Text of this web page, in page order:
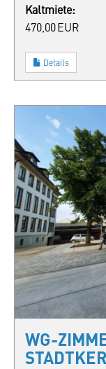
Kaltmiete:
470,00 EUR
Details
WG-